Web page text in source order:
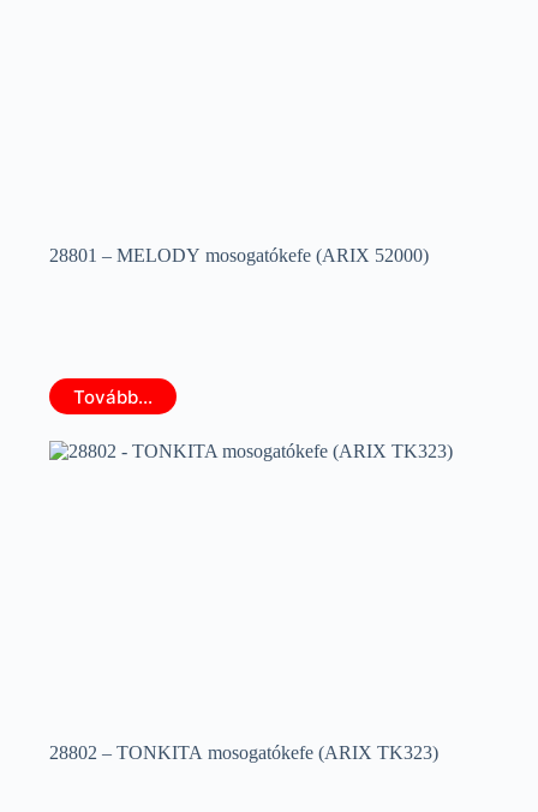
28801 – MELODY mosogatókefe (ARIX 52000)
Tovább...
28802 – TONKITA mosogatókefe (ARIX TK323)